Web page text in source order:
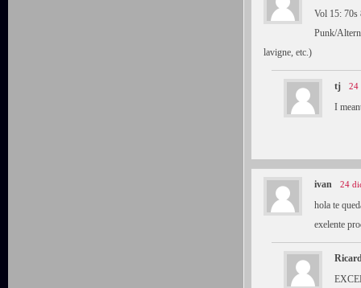
Vol 15: 70s
Punk/
lavigne, etc.)
tj 24
I
ivan 24
hola te
exelente